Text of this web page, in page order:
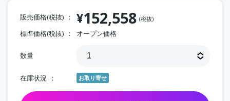
販売価格(税抜) ¥152,558 (税抜)
標準価格(税抜) オープン価格
数量
在庫状況 お取り寄せ